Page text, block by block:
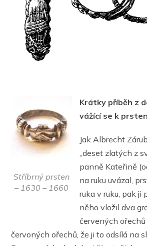
Stříbrný prsten
– 1630 – 1660
Krátky příběh z
vážící se k
Jak Albrecht
„deset zlatých z
panně Kateřině
na ruku uvázal,
ruka v ruku, pak ji
něho vložil dva
červených
červoných ořechů, že ji to odsílá na